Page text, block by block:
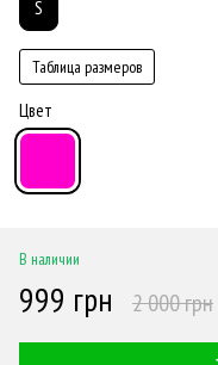
S
Таблица размеров
Цвет
В наличии
999 грн 2 000 грн